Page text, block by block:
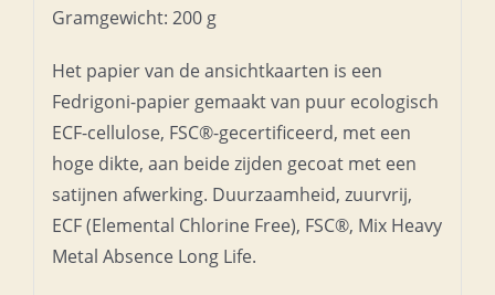
Gramgewicht: 200 g
Het papier van de ansichtkaarten is een
Fedrigoni-papier gemaakt van puur ecologisch
ECF-cellulose, FSC®-gecertificeerd, met een
hoge dikte, aan beide zijden gecoat met een
satijnen afwerking. Duurzaamheid, zuurvrij,
ECF (Elemental Chlorine Free), FSC®, Mix Heavy
Metal Absence Long Life.